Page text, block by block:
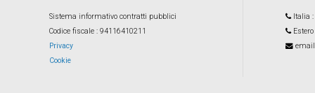
Sistema informativo contratti pubblici
Codice fiscale : 94116410211
Privacy
Cookie
Italia
Estero
email